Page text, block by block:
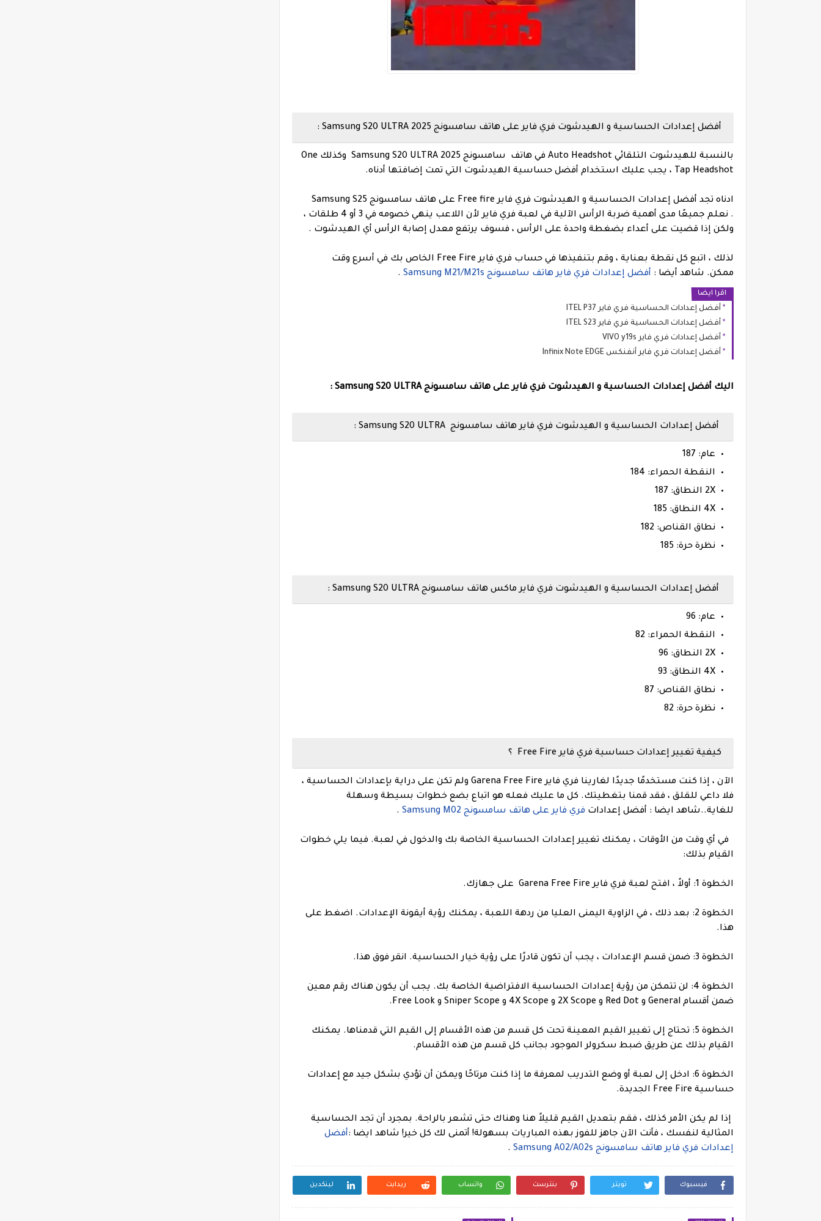
أفضل إعدادات الحساسية و الهيدشوت فري فاير على هاتف سامسونج Samsung S20 ULTRA 2025 :
بالنسبة للهيدشوت التلقائي Auto Headshot في هاتف سامسونج Samsung S20 ULTRA 2025 وكذلك One
Tap Headshot ، يجب عليك استخدام أفضل حساسية الهيدشوت التي تمت إضافتها أدناه.
ادناه تجد أفضل إعدادات الحساسية و الهيدشوت فري فاير Free fire على هاتف سامسونج Samsung S25
. نعلم جميعًا مدى أهمية ضربة الرأس الآلية في لعبة فري فاير لأن اللاعب ينهي خصومه في 3 أو 4 طلقات ،
ولكن إذا قضيت على أعداء بضغطة واحدة على الرأس ، فسوف يرتفع معدل إصابة الرأس أي الهيدشوت .
لذلك ، اتبع كل نقطة بعناية ، وقم بتنفيذها في حساب فري فاير Free Fire الخاص بك في أسرع وقت
ممكن. شاهد أيضا : أفضل إعدادات فري فاير هاتف سامسونج Samsung M21/M21s .
اقرا ايضا
أفضل إعدادات الحساسية فري فاير ITEL P37
أفضل إعدادات الحساسية فري فاير ITEL S23
أفضل إعدادات فري فاير VIVO y19s
أفضل إعدادات فري فاير أنفنكس Infinix Note EDGE
اليك أفضل إعدادات الحساسية و الهيدشوت فري فاير على هاتف سامسونج Samsung S20 ULTRA :
أفضل إعدادات الحساسية و الهيدشوت فري فاير هاتف سامسونج Samsung S20 ULTRA :
عام: 187
النقطة الحمراء: 184
2X النطاق: 187
4X النطاق: 185
نطاق القناص: 182
نظرة حرة: 185
أفضل إعدادات الحساسية و الهيدشوت فري فاير ماكس هاتف سامسونج Samsung S20 ULTRA :
عام: 96
النقطة الحمراء: 82
2X النطاق: 96
4X النطاق: 93
نطاق القناص: 87
نظرة حرة: 82
كيفية تغيير إعدادات حساسية فري فاير Free Fire ؟
الآن ، إذا كنت مستخدمًا جديدًا لغارينا فري فاير Garena Free Fire ولم تكن على دراية بإعدادات الحساسية ،
فلا داعي للقلق ، فقد قمنا بتغطيتك. كل ما عليك فعله هو اتباع بضع خطوات بسيطة وسهلة
للغاية..شاهد ايضا : أفضل إعدادات فري فاير على هاتف سامسونج Samsung M02 .
في أي وقت من الأوقات ، يمكنك تغيير إعدادات الحساسية الخاصة بك والدخول في لعبة. فيما يلي خطوات
القيام بذلك:
الخطوة 1: أولاً ، افتح لعبة فري فاير Garena Free Fire على جهازك.
الخطوة 2: بعد ذلك ، في الزاوية اليمنى العليا من ردهة اللعبة ، يمكنك رؤية أيقونة الإعدادات. اضغط على
هذا.
الخطوة 3: ضمن قسم الإعدادات ، يجب أن تكون قادرًا على رؤية خيار الحساسية. انقر فوق هذا.
الخطوة 4: لن تتمكن من رؤية إعدادات الحساسية الافتراضية الخاصة بك. يجب أن يكون هناك رقم معين
ضمن أقسام General و Red Dot و 2X Scope و 4X Scope و Sniper Scope و Free Look.
الخطوة 5: تحتاج إلى تغيير القيم المعينة تحت كل قسم من هذه الأقسام إلى القيم التي قدمناها. يمكنك
القيام بذلك عن طريق ضبط سكرولر الموجود بجانب كل قسم من هذه الأقسام.
الخطوة 6: ادخل إلى لعبة أو وضع التدريب لمعرفة ما إذا كنت مرتاحًا ويمكن أن تؤدي بشكل جيد مع إعدادات
حساسية Free Fire الجديدة.
إذا لم يكن الأمر كذلك ، فقم بتعديل القيم قليلاً هنا وهناك حتى تشعر بالراحة. بمجرد أن تجد الحساسية
المثالية لنفسك ، فأنت الآن جاهز للفوز بهذه المباريات بسهولة! أتمنى لك كل خير! شاهد ايضا :أفضل
إعدادات فري فاير هاتف سامسونج Samsung A02/A02s
.
فيسبوك تويتر بنترست واتساب ريدايت لينكدين